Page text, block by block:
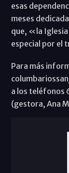
esas
meses
que, «la
especial por el
Para más
a los teléfonos
(gestora, Ana